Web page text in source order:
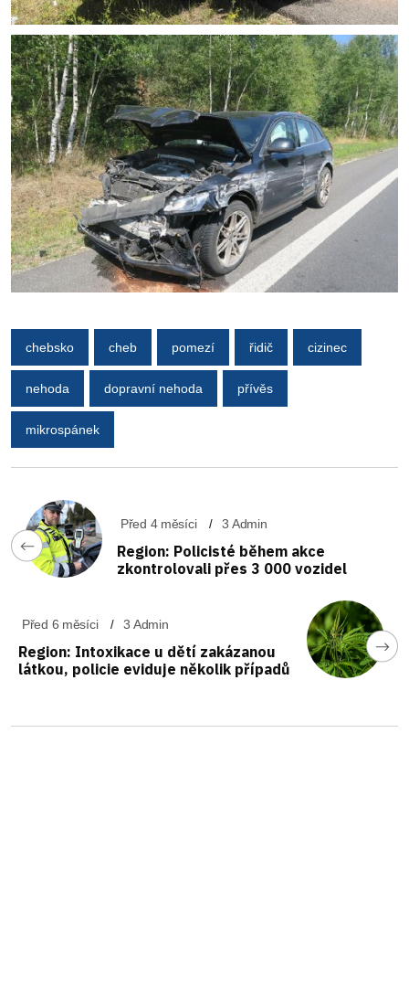
chebsko cheb pomezí řidič cizinec
nehoda dopravní nehoda přívěs
mikrospánek
Před 4 měsíci 3 Admin
Region: Policisté během akce
zkontrolovali přes 3 000 vozidel
Před 6 měsíci 3 Admin
Region: Intoxikace u dětí zakázanou
látkou, policie eviduje několik případů